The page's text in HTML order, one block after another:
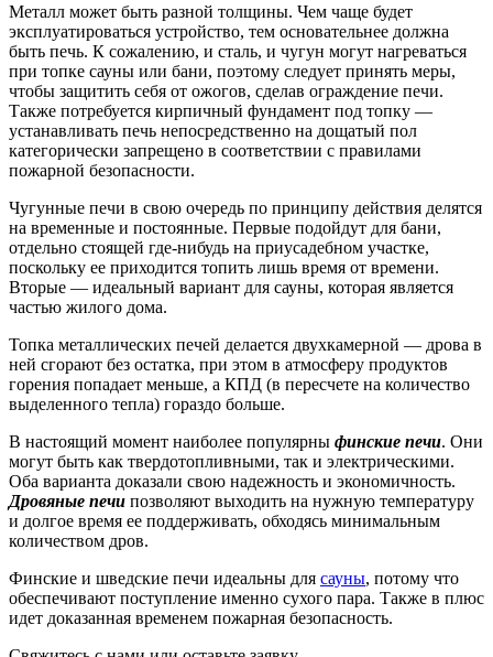
Металл может быть разной толщины. Чем чаще будет
эксплуатироваться устройство, тем основательнее должна
быть печь. К сожалению, и сталь, и чугун могут нагреваться
при топке сауны или бани, поэтому следует принять меры,
чтобы защитить себя от ожогов, сделав ограждение печи.
Также потребуется кирпичный фундамент под топку —
устанавливать печь непосредственно на дощатый пол
категорически запрещено в соответствии с правилами
пожарной безопасности.
Чугунные печи в свою очередь по принципу действия делятся
на временные и постоянные. Первые подойдут для бани,
отдельно стоящей где-нибудь на приусадебном участке,
поскольку ее приходится топить лишь время от времени.
Вторые — идеальный вариант для сауны, которая является
частью жилого дома.
Топка металлических печей делается двухкамерной — дрова в
ней сгорают без остатка, при этом в атмосферу продуктов
горения попадает меньше, а КПД (в пересчете на количество
выделенного тепла) гораздо больше.
В настоящий момент наиболее популярны финские печи. Они
могут быть как твердотопливными, так и электрическими.
Оба варианта доказали свою надежность и экономичность.
Дровяные печи позволяют выходить на нужную температуру
и долгое время ее поддерживать, обходясь минимальным
количеством дров.
Финские и шведские печи идеальны для сауны, потому что
обеспечивают поступление именно сухого пара. Также в плюс
идет доказанная временем пожарная безопасность.